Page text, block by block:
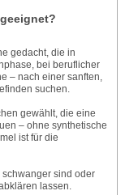
gedacht, die in
bei beruflicher
– nach einer sanften,
suchen.
gewählt, die eine
– ohne synthetische
ist für die
sind oder
lassen.